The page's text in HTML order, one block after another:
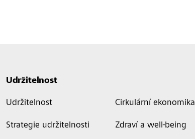
Udržitelnost
Udržitelnost
Strategie udržitelnosti
Cirkulární ekonomika
Zdraví a well-being